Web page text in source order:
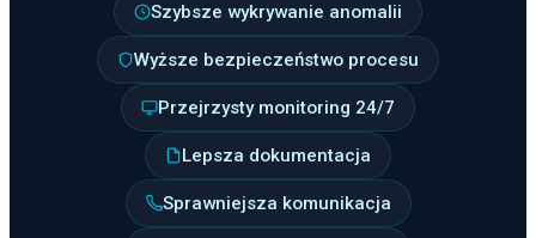
Szybsze wykrywanie anomalii
Wyższe bezpieczeństwo procesu
Przejrzysty monitoring 24/7
Lepsza dokumentacja
Sprawniejsza komunikacja